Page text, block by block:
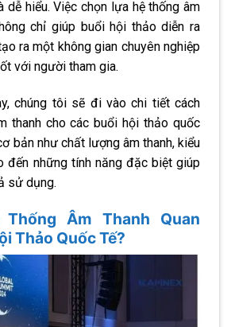
dễ hiểu. Việc chọn lựa hệ thống âm
chỉ giúp buổi hội thảo diễn ra
ra một không gian chuyên nghiệp
với người tham gia.
chúng tôi sẽ đi vào chi tiết cách
thanh cho các buổi hội thảo quốc
bản như chất lượng âm thanh, kiểu
đến những tính năng đặc biệt giúp
sử dụng.
Âm Thanh Quan
Thảo Quốc Tế?